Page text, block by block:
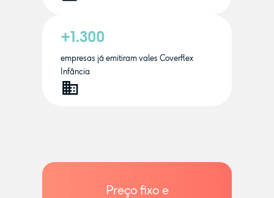
+1.300
empresas já emitiram vales Coverflex
Infância
Preço fixo e